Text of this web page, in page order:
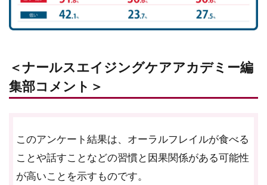
＜ナールスエイジングケアアカデミー編
集部コメント＞
このアンケート結果は、オーラルフレイルが食べる
ことや話すことなどの習慣と因果関係がある可能性
が高いことを示すものです。